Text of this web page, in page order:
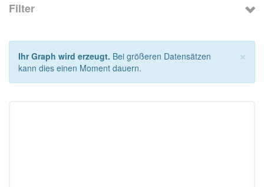
Filter
×
Ihr Graph wird erzeugt. Bei größeren Datensätzen
kann dies einen Moment dauern.